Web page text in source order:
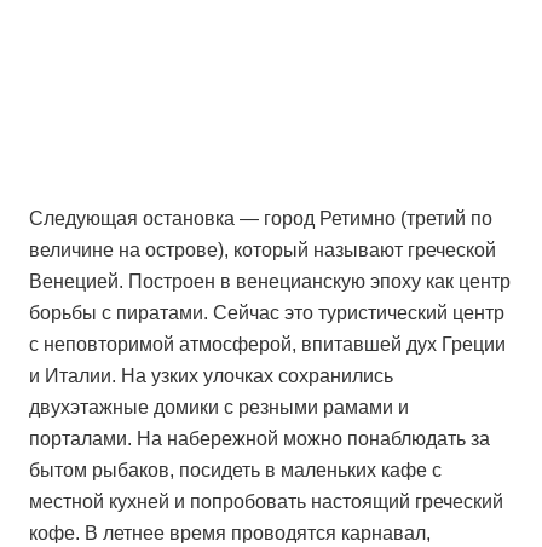
Следующая остановка — город Ретимно (третий по
величине на острове), который называют греческой
Венецией. Построен в венецианскую эпоху как центр
борьбы с пиратами. Сейчас это туристический центр
с неповторимой атмосферой, впитавшей дух Греции
и Италии. На узких улочках сохранились
двухэтажные домики с резными рамами и
порталами. На набережной можно понаблюдать за
бытом рыбаков, посидеть в маленьких кафе с
местной кухней и попробовать настоящий греческий
кофе. В летнее время проводятся карнавал,